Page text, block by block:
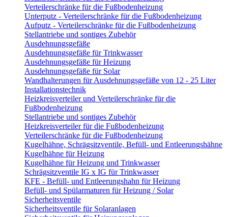
Verteilerschränke für die Fußbodenheizung
Unterputz - Verteilerschränke für die Fußbodenheizung
Aufputz - Verteilerschränke für die Fußbodenheizung
Stellantriebe und sontiges Zubehör
Ausdehnungsgefäße
Ausdehnungsgefäße für Trinkwasser
Ausdehnungsgefäße für Heizung
Ausdehnungsgefäße für Solar
Wandhalterungen für Ausdehnungsgefäße von 12 - 25 Liter
Installationstechnik
Heizkreisverteiler und Verteilerschränke für die
Fußbodenheizung
Stellantriebe und sontiges Zubehör
Heizkreisverteiler für die Fußbodenheizung
Verteilerschränke für die Fußbodenheizung
Kugelhähne, Schrägsitzventile, Befüll- und Entleerungshähne
Kugelhähne für Heizung
Kugelhähne für Heizung und Trinkwasser
Schrägsitzventile IG x IG für Trinkwasser
KFE - Befüll- und Entleerungshahn für Heizung
Befüll- und Spülarmaturen für Heizung / Solar
Sicherheitsventile
Sicherheitsventile für Solaranlagen